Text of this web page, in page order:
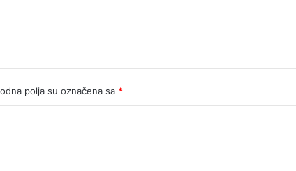
polja su označena sa *